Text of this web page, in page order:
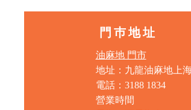
門巿地址
油麻地 門市
地址：九龍油麻地上
電話：3188 1834
營業時間